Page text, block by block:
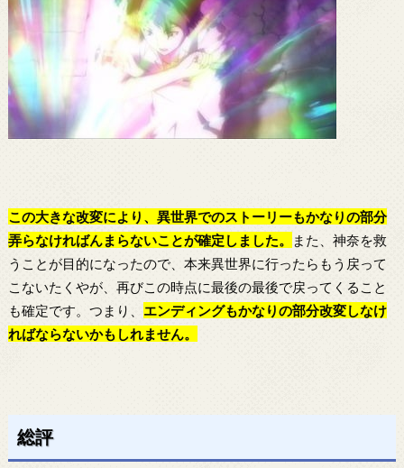
この大きな改変により、異世界でのストーリーもかなりの部分
弄らなければんまらないことが確定しました。
また、神奈を救
うことが目的になったので、本来異世界に行ったらもう戻って
こないたくやが、再びこの時点に最後の最後で戻ってくること
も確定です。つまり、 エンディングもかなりの部分改変しなけ
ればならないかもしれません。
総評